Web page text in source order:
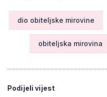
dio obiteljske mirovine
obiteljska mirovina
Podijeli vijest